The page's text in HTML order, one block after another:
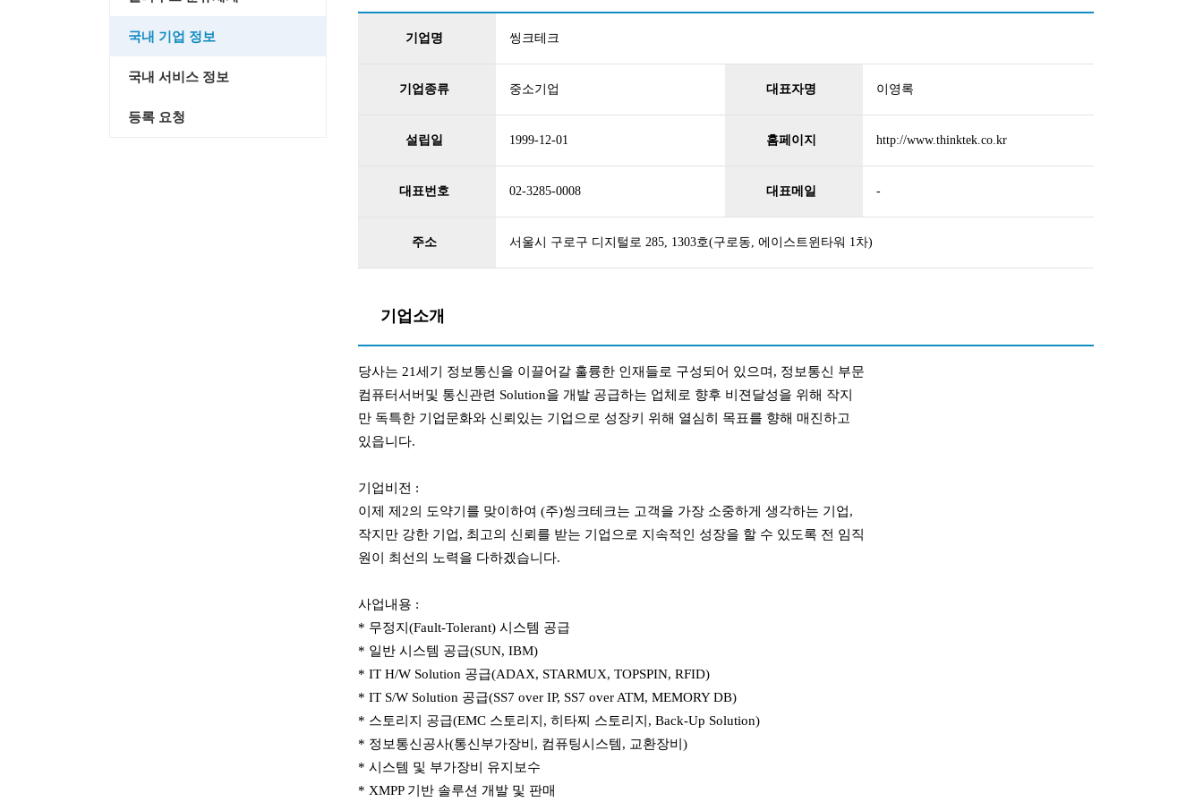
기업명 씽크테크
기업종류 중소기업 대표자명 이영록
설립일 1999-12-01 홈페이지 http://www.thinktek.co.kr
대표번호 02-3285-0008 대표메일 -
주소 서울시 구로구 디지털로 285, 1303호(구로동, 에이스트윈타워 1차)
기업소개
당사는 21세기 정보통신을 이끌어갈 훌륭한 인재들로 구성되어 있으며, 정보통신 부문
컴퓨터서버및 통신관련 Solution을 개발 공급하는 업체로 향후 비젼달성을 위해 작지
만 독특한 기업문화와 신뢰있는 기업으로 성장키 위해 열심히 목표를 향해 매진하고
있읍니다.
기업비전 :
이제 제2의 도약기를 맞이하여 (주)씽크테크는 고객을 가장 소중하게 생각하는 기업,
작지만 강한 기업, 최고의 신뢰를 받는 기업으로 지속적인 성장을 할 수 있도록 전 임직
원이 최선의 노력을 다하겠습니다.
사업내용 :
* 무정지(Fault-Tolerant) 시스템 공급
* 일반 시스템 공급(SUN, IBM)
* IT H/W Solution 공급(ADAX, STARMUX, TOPSPIN, RFID)
* IT S/W Solution 공급(SS7 over IP, SS7 over ATM, MEMORY DB)
* 스토리지 공급(EMC 스토리지, 히타찌 스토리지, Back-Up Solution)
* 정보통신공사(통신부가장비, 컴퓨팅시스템, 교환장비)
* 시스템 및 부가장비 유지보수
* XMPP 기반 솔루션 개발 및 판매
국내 기업 정보
국내 서비스 정보
등록 요청